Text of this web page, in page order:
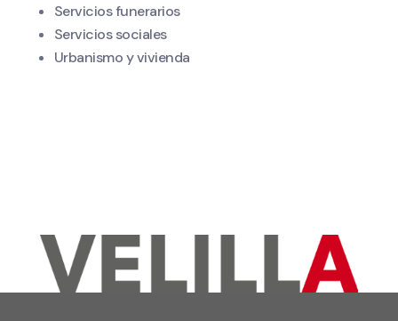
Servicios funerarios
Servicios sociales
Urbanismo y vivienda